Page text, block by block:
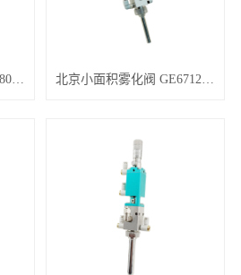
北京多模式雾化阀 CY3680/CY5780 北京小面积雾化阀 GE6712D/CY6712E/CY6712F系列